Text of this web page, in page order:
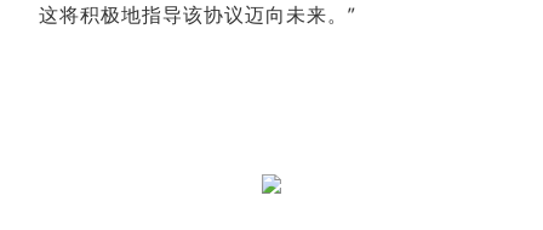
这将积极地指导该协议迈向未来。”